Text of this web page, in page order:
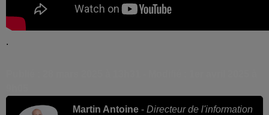
.
Martin Antoine - Directeur de l'information